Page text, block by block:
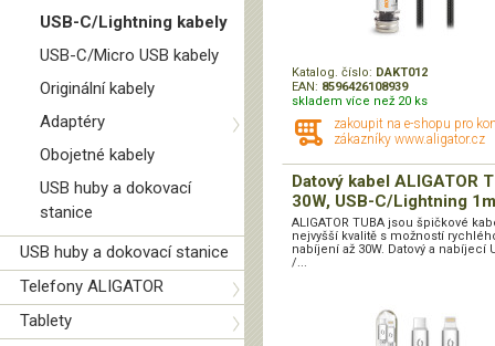
USB-C/Lightning kabely
USB-C/Micro USB kabely
Originální kabely
Adaptéry
Obojetné kabely
USB huby a dokovací
stanice
USB huby a dokovací stanice
Telefony ALIGATOR
Tablety
Katalog. číslo: DAKT012
EAN: 8596426108939
skladem více než 20 ks
zakoupit na e-shopu pro
zákazníky www.aligator.cz
Datový kabel ALIGATOR
30W, USB-C/Lightning
ALIGATOR TUBA jsou špičkové
nejvyšší kvalitě s možností
nabíjení až 30W. Datový a nabíjecí
/...